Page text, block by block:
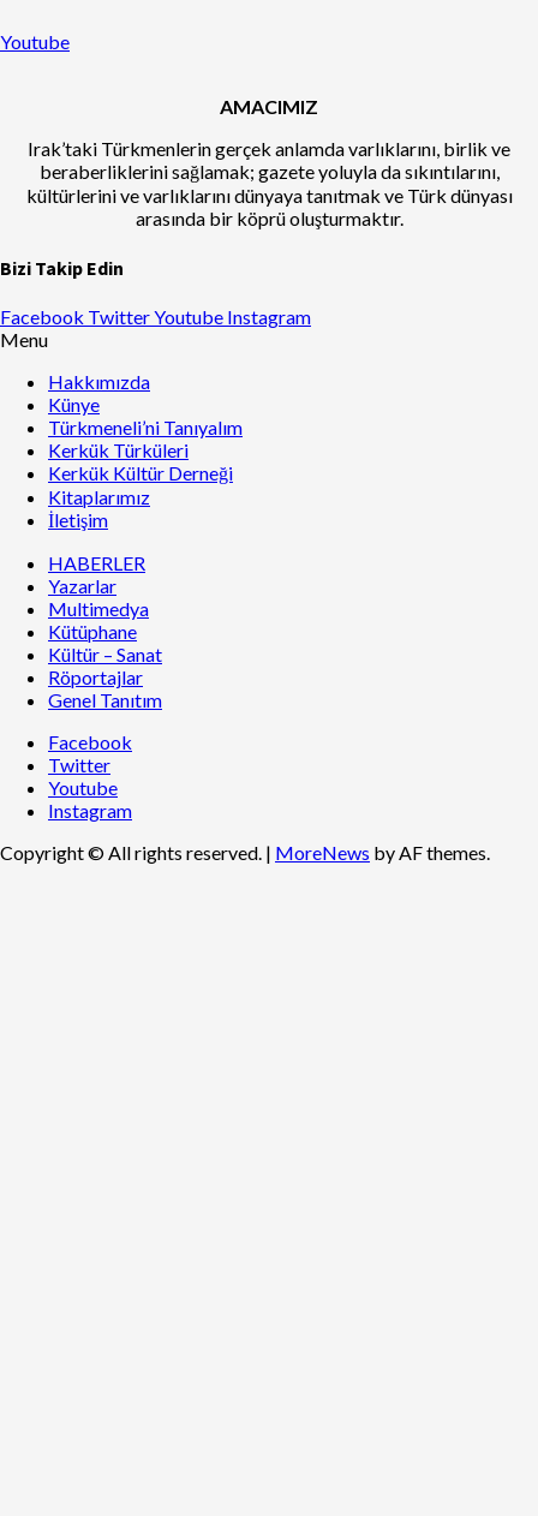
Youtube
AMACIMIZ
Irak’taki Türkmenlerin gerçek anlamda varlıklarını, birlik ve
beraberliklerini sağlamak; gazete yoluyla da sıkıntılarını,
kültürlerini ve varlıklarını dünyaya tanıtmak ve Türk dünyası
arasında bir köprü oluşturmaktır.
Bizi Takip Edin
Facebook TwitterYoutube Instagram
Menu
Hakkımızda
Künye
Türkmeneli’ni Tanıyalım
Kerkük Türküleri
Kerkük Kültür Derneği
Kitaplarımız
İletişim
HABERLER
Yazarlar
Multimedya
Kütüphane
Kültür – Sanat
Röportajlar
Genel Tanıtım
Facebook
Twitter
Youtube
Instagram
Copyright © All rights reserved. | MoreNews by AF themes.